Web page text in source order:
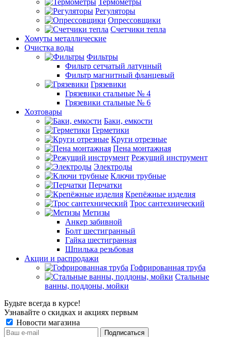
Регуляторы
Опрессовщики
Счетчики тепла
Хомуты металлические
Очистка воды
Фильтры
Фильтр сетчатый латунный
Фильтр магнитный фланцевый
Грязевики
Грязевики стальные № 4
Грязевики стальные № 6
Хозтовары
Баки, емкости
Герметики
Круги отрезные
Пена монтажная
Режущий инструмент
Электроды
Ключи трубные
Перчатки
Крепёжные изделия
Трос сантехнический
Метизы
Анкер забивной
Болт шестигранный
Гайка шестигранная
Шпилька резьбовая
Акции и распродажи
Гофрированная труба
Стальные
ванны, поддоны, мойки
Будьте всегда в курсе!
Узнавайте о скидках и акциях первым
Новости магазина